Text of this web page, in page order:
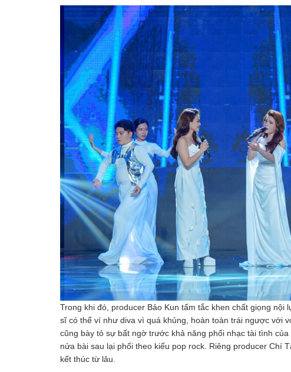
Trong khi đó, producer Bảo Kun tấm tắc khen chất giọng
sĩ có thể ví như diva vì quá khủng, hoàn toàn trái ngược với
cũng bày tỏ sự bất ngờ trước khả năng phối nhạc tài tình
nửa bài sau lại phối theo kiểu pop rock. Riêng producer Chí
kết thúc từ lâu.